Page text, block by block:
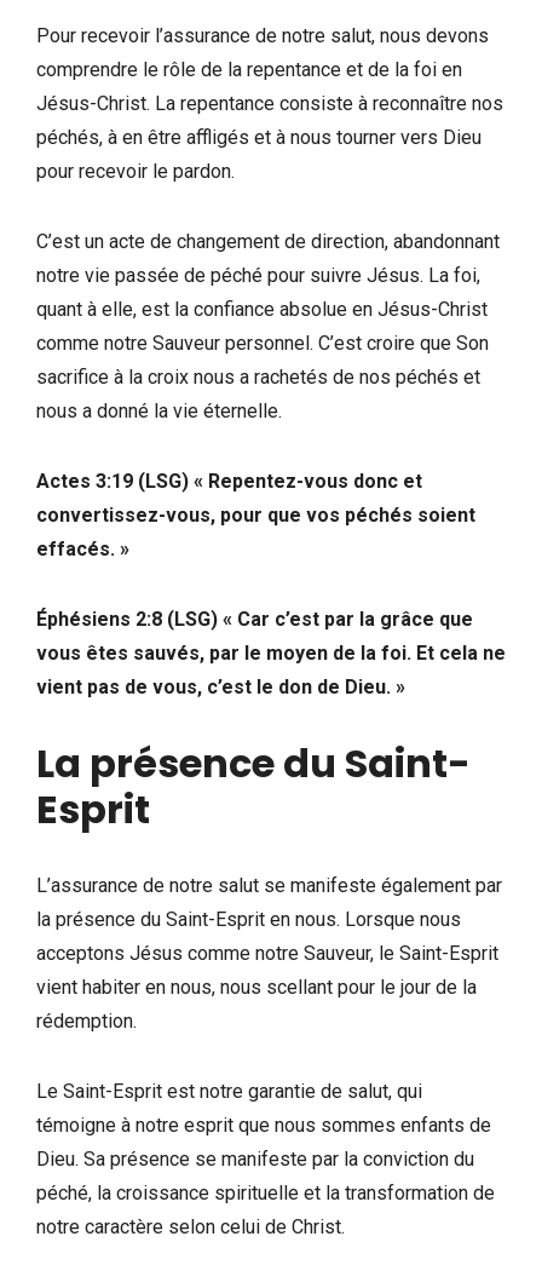
Pour recevoir l’assurance de notre salut, nous devons
comprendre le rôle de la repentance et de la foi en
Jésus-Christ. La repentance consiste à reconnaître nos
péchés, à en être affligés et à nous tourner vers Dieu
pour recevoir le pardon.
C’est un acte de changement de direction, abandonnant
notre vie passée de péché pour suivre Jésus. La foi,
quant à elle, est la confiance absolue en Jésus-Christ
comme notre Sauveur personnel. C’est croire que Son
sacrifice à la croix nous a rachetés de nos péchés et
nous a donné la vie éternelle.
Actes 3:19 (LSG) « Repentez-vous donc et
convertissez-vous, pour que vos péchés soient
effacés. »
Éphésiens 2:8 (LSG) « Car c’est par la grâce que
vous êtes sauvés, par le moyen de la foi. Et cela ne
vient pas de vous, c’est le don de Dieu. »
La présence du Saint-
Esprit
L’assurance de notre salut se manifeste également par
la présence du Saint-Esprit en nous. Lorsque nous
acceptons Jésus comme notre Sauveur, le Saint-Esprit
vient habiter en nous, nous scellant pour le jour de la
rédemption.
Le Saint-Esprit est notre garantie de salut, qui
témoigne à notre esprit que nous sommes enfants de
Dieu. Sa présence se manifeste par la conviction du
péché, la croissance spirituelle et la transformation de
notre caractère selon celui de Christ.